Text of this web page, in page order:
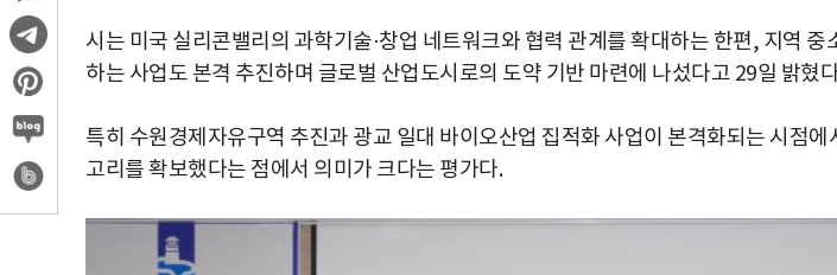
시는 미국 실리콘밸리의 과학기술·창업 네트워크와 협력 관계를 확대하는 한편, 지역 중
하는 사업도 본격 추진하며 글로벌 산업도시로의 도약 기반 마련에 나섰다고 29일 밝혔
특히 수원경제자유구역 추진과 광교 일대 바이오산업 집적화 사업이 본격화되는 시점에
고리를 확보했다는 점에서 의미가 크다는 평가다.